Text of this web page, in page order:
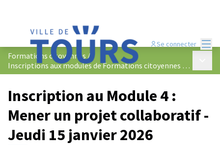
Se connecter
Formations citoyennes /
Inscriptions aux modules de Formations citoyennes 2025-2026
Inscription au Module 4 :
Mener un projet collaboratif -
Jeudi 15 janvier 2026